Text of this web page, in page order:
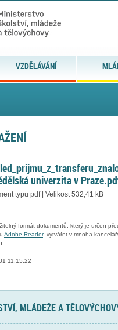
VZDĚLÁVÁNÍ
univerzita v
typu pdf | Velikost 532,41 kB
formát dokumentů, který je určen
Adobe Reader, vytvářet v mnoha
11:15:22
MLÁDEŽE A